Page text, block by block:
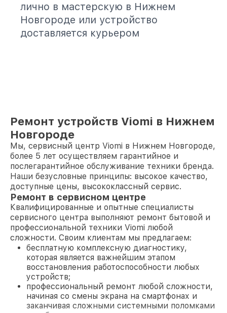
лично в мастерскую в Нижнем
Новгороде или устройство
доставляется курьером
Ремонт устройств Viomi в Нижнем
Новгороде
Мы, сервисный центр Viomi в Нижнем Новгороде,
более 5 лет осуществляем гарантийное и
послегарантийное обслуживание техники бренда.
Наши безусловные принципы: высокое качество,
доступные цены, высококлассный сервис.
Ремонт в сервисном центре
Квалифицированные и опытные специалисты
сервисного центра выполняют ремонт бытовой и
профессиональной техники Viomi любой
сложности. Своим клиентам мы предлагаем:
бесплатную комплексную диагностику,
которая является важнейшим этапом
восстановления работоспособности любых
устройств;
профессиональный ремонт любой сложности,
начиная со смены экрана на смартфонах и
заканчивая сложными системными поломками